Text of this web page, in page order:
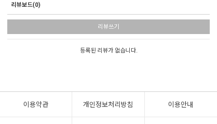
리뷰보드(0)
리뷰쓰기
등록된 리뷰가 없습니다.
이용약관 개인정보처리방침 이용안내